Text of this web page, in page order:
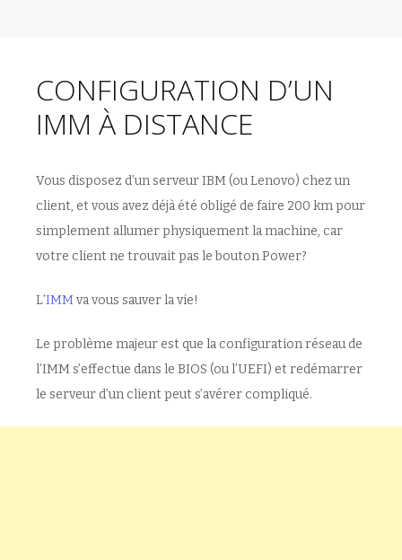
CONFIGURATION D’UN
IMM À DISTANCE
Vous disposez d’un serveur IBM (ou Lenovo) chez un
client, et vous avez déjà été obligé de faire 200 km pour
simplement allumer physiquement la machine, car
votre client ne trouvait pas le bouton Power?
L’IMM va vous sauver la vie!
Le problème majeur est que la configuration réseau de
l’IMM s’effectue dans le BIOS (ou l’UEFI) et redémarrer
le serveur d’un client peut s’avérer compliqué.